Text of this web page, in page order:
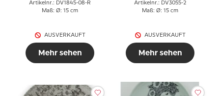
Artikelnr.: DV1845-08-R
Maß: Ø: 15 cm
AUSVERKAUFT
Mehr sehen
Artikelnr.: DV3055-2
Maß: Ø: 15 cm
AUSVERKAUFT
Mehr sehen